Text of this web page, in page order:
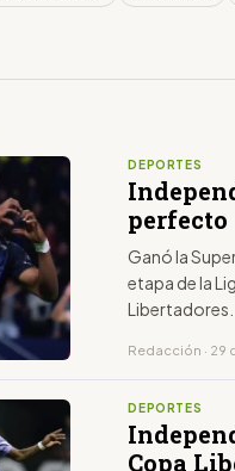
DEPORTES
perfecto
Ganó la
etapa de la
Libertadores.
Redacción · 29
DEPORTES
Copa